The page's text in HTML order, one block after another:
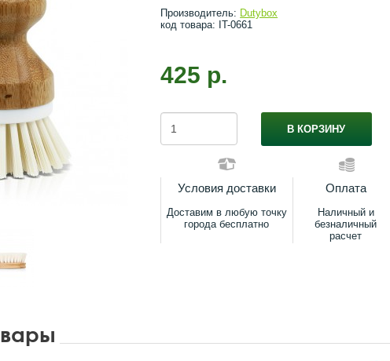
Производитель: Dutybox
код товара: IT-0661
425 р.
В КОРЗИНУ
Условия доставки
Доставим в любую точку
города бесплатно
Оплата
Наличный и
безналичный
расчет